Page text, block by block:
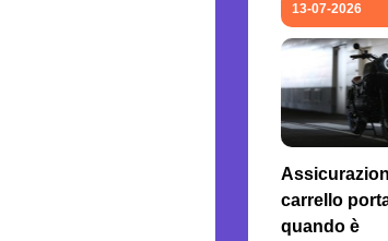
13-07-2026
carrello
quando è